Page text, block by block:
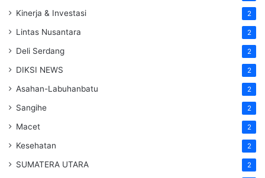
Kinerja & Investasi 2
Lintas Nusantara 2
Deli Serdang 2
DIKSI NEWS 2
Asahan-Labuhanbatu 2
Sangihe 2
Macet 2
Kesehatan 2
SUMATERA UTARA 2